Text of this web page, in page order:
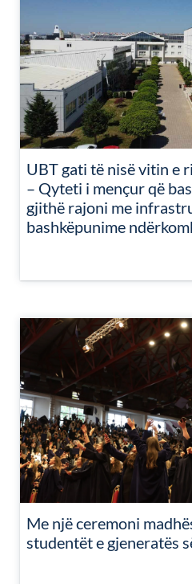
UBT gati të nisë vitin e
– Qyteti i mençur që
gjithë rajoni me
bashkëpunime
Me një ceremoni
studentët e gjeneratës